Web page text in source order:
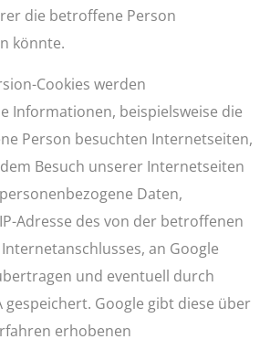
die betroffene Person
könnte.
Cookies werden
Informationen, beispielsweise die
Person besuchten Internetseiten,
Besuch unserer Internetseiten
Daten,
Adresse des von der betroffenen
an Google
und eventuell durch
gespeichert. Google gibt diese über
erhobenen